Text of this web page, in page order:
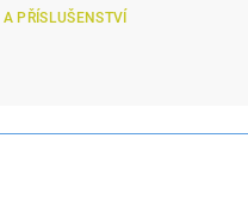
PŘÍSLUŠENSTVÍ